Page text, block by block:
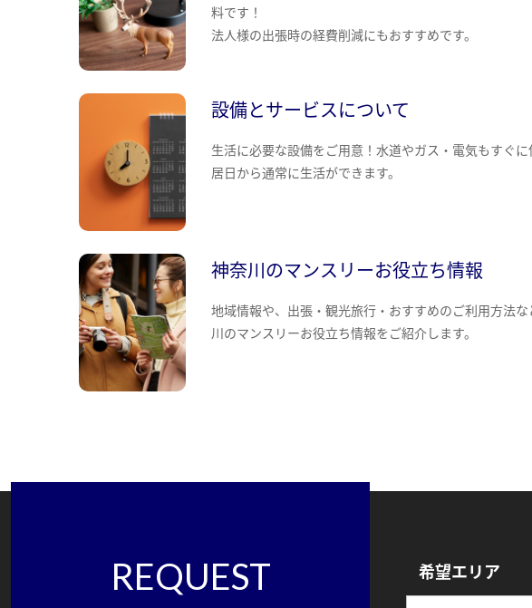
料です！
法人様の出張時の経費削減にもおすすめです。
設備とサービスについて
生活に必要な設備をご用意！水道やガス・電気もすぐに
居日から通常に生活ができます。
神奈川のマンスリーお役立ち情報
地域情報や、出張・観光旅行・おすすめのご利用方法な
川のマンスリーお役立ち情報をご紹介します。
REQUEST 希望エリア